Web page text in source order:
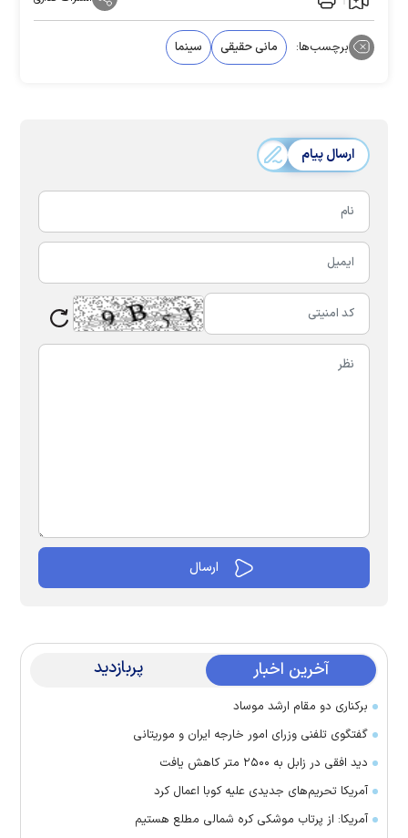
برچسب‌ها: مانی حقیقی سینما
ارسال پیام
آخرین اخبار پربازدید
برکناری دو مقام ارشد موساد
گفتگوی تلفنی وزرای امور خارجه ایران و موریتانی
دید افقی در زابل به ۲۵۰۰ متر کاهش یافت
آمریکا تحریم‌های جدیدی علیه کوبا اعمال کرد
آمریکا: از پرتاب موشکی کره شمالی مطلع هستیم